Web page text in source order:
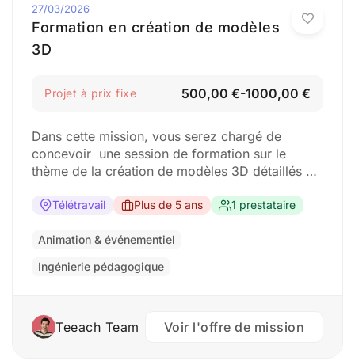
27/03/2026
Formation en création de modèles
3D
Projet à prix fixe 500,00 €-1000,00 €
Dans cette mission, vous serez chargé de
concevoir une session de formation sur le
thème de la création de modèles 3D détaillés et
marketing, les présentations et le contenu
solide compréhension des techniques de
Télétravail Plus de 5 ans 1 prestataire
Animation & événementiel
Ingénierie pédagogique
Teeach Team Voir l'offre de mission